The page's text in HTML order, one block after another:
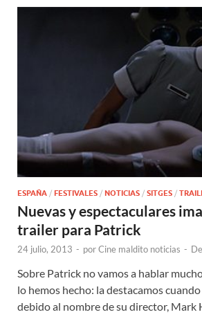
ESPAÑA / FESTIVALES / NOTICIAS / SITGES /
Nuevas y espectaculares
trailer para Patrick
24 julio, 2013 - porCine maldito noticias -
Sobre Patrick no vamos a hablar
lo hemos hecho: la destacamos
debido al nombre de su director, Mark